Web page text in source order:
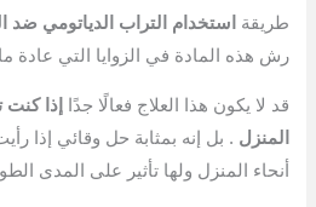
طريقة استخدام التراب الدياتومي ضد
رش هذه المادة في الزوايا التي عادة
قد لا يكون هذا العلاج فعالًا جدًاإذا
المنزل . بل إنه بمثابة حل وقائي إذا
أنحاء المنزل ولها تأثير على المدى